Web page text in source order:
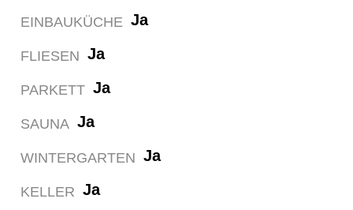
EINBAUKÜCHE Ja
FLIESEN Ja
PARKETT Ja
SAUNA Ja
WINTERGARTEN Ja
KELLER Ja